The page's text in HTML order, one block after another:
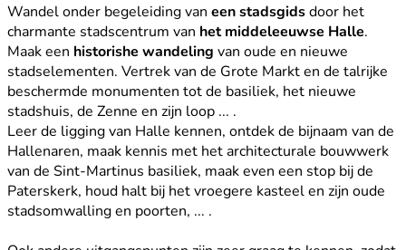
Wandel onder begeleiding van een stadsgidsdoor het
charmante stadscentrum van het middeleeuwse Halle.
Maak een historishe wandeling van oude en nieuwe
stadselementen. Vertrek van de Grote Markt en de talrijke
beschermde monumenten tot de basiliek, het nieuwe
stadshuis, de Zenne en zijn loop ... .
Leer de ligging van Halle kennen, ontdek de bijnaam van de
Hallenaren, maak kennis met het architecturale bouwwerk
van de Sint-Martinus basiliek, maak even een stop bij de
Paterskerk, houd halt bij het vroegere kasteel en zijn oude
stadsomwalling en poorten, ... .